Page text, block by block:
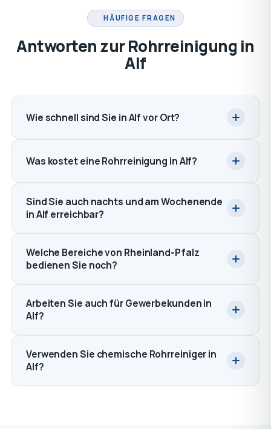
HÄUFIGE FRAGEN
Antworten zur Rohrreinigung in
Alf
Wie schnell sind Sie in Alf vor Ort?
Was kostet eine Rohrreinigung in Alf?
Sind Sie auch nachts und am Wochenende
in Alf erreichbar?
Welche Bereiche von Rheinland-Pfalz
bedienen Sie noch?
Arbeiten Sie auch für Gewerbekunden in
Alf?
Verwenden Sie chemische Rohrreiniger in
Alf?